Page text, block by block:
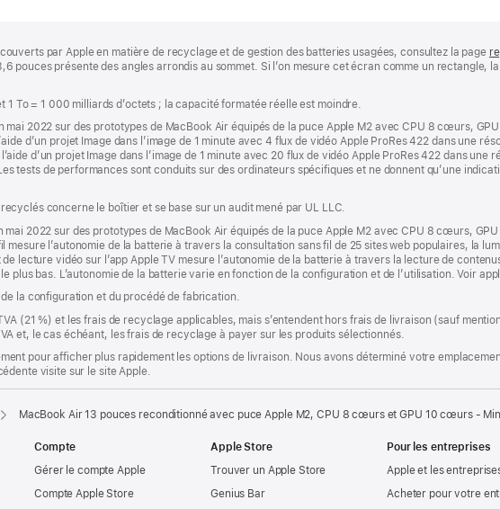
par Apple en matière de recyclage et de gestion des batteries usagées, consultez la page
pouces présente des angles arrondis au sommet. Si l’on mesure cet écran comme un rectangle,
1 To = 1 000 milliards d’octets ; la capacité formatée réelle est moindre.
mai 2022 sur des prototypes de MacBook Air équipés de la puce Apple M2 avec CPU 8 cœurs,
d’un projet Image dans l’image de 1 minute avec 4 flux de vidéo Apple ProRes 422 dans une
d’un projet Image dans l’image de 1 minute avec 20 flux de vidéo Apple ProRes 422 dans
tests de performances sont conduits sur des ordinateurs spécifiques et ne donnent qu’une
concerne le boîtier et se base sur un audit mené par UL LLC.
mai 2022 sur des prototypes de MacBook Air équipés de la puce Apple M2 avec CPU 8 cœurs,
mesure l’autonomie de la batterie à travers la consultation sans fil de 25 sites web populaires, la
lecture vidéo sur l’app Apple TV mesure l’autonomie de la batterie à travers la lecture de
plus bas. L’autonomie de la batterie varie en fonction de la configuration et de l’utilisation. Voir
la configuration et du procédé de fabrication.
(21 %) et les frais de recyclage applicables, mais s’entendent hors frais de livraison (sauf
et, le cas échéant, les frais de recyclage à payer sur les produits sélectionnés.
pour afficher plus rapidement les options de livraison. Nous avons déterminé votre
visite sur le site Apple.
MacBook Air 13 pouces reconditionné avec puce Apple M2, CPU 8 cœurs et GPU 10 cœurs -
Compte
Gérer le compte Apple
Compte Apple Store
Apple Store
Trouver un Apple Store
Genius Bar
Pour les entreprises
Apple et les
Acheter pour votre